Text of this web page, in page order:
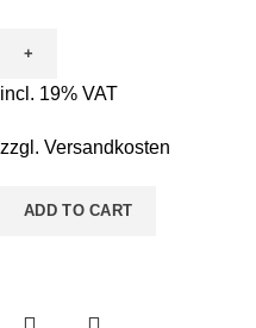
incl. 19% VAT
zzgl. Versandkosten
ADD TO CART